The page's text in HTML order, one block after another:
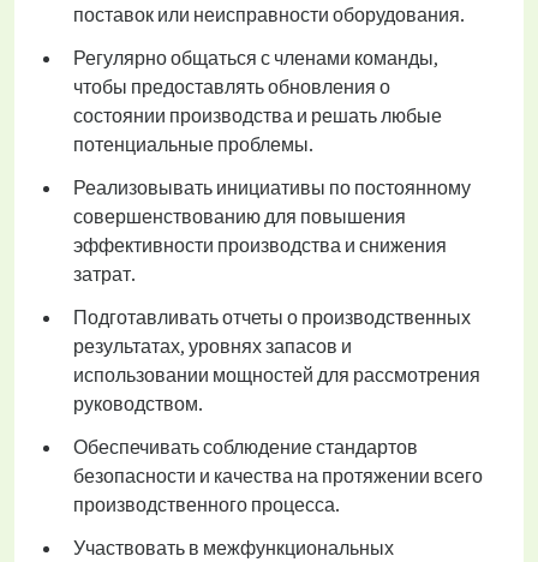
поставок или неисправности оборудования.
Регулярно общаться с членами команды,
чтобы предоставлять обновления о
состоянии производства и решать любые
потенциальные проблемы.
Реализовывать инициативы по постоянному
совершенствованию для повышения
эффективности производства и снижения
затрат.
Подготавливать отчеты о производственных
результатах, уровнях запасов и
использовании мощностей для рассмотрения
руководством.
Обеспечивать соблюдение стандартов
безопасности и качества на протяжении всего
производственного процесса.
Участвовать в межфункциональных